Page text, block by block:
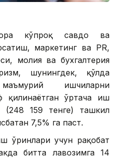
кўпроқ савдо ва
маркетинг ва PR,
молия ва бухгалтерия
шунингдек, қўлда
ишчиларни
қилинаётган ўртача иш
159 тенге) ташкил
7,5% га паст.
ўринлари учун рақобат
битта лавозимга 14